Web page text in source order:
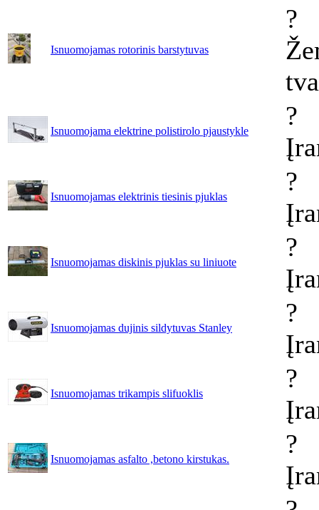
Isnuomojamas rotorinis barstytuvas
?
Isnuomojama elektrine polistirolo pjaustykle
?
Isnuomojamas elektrinis tiesinis pjuklas
?
Isnuomojamas diskinis pjuklas su liniuote
?
Isnuomojamas dujinis sildytuvas Stanley
?
Isnuomojamas trikampis slifuoklis
?
Isnuomojamas asfalto ,betono kirstukas.
?